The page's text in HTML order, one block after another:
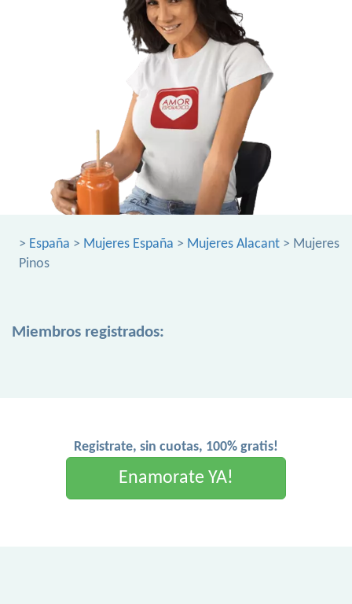
> España > Mujeres España > Mujeres Alacant > Mujeres
Pinos
Miembros registrados:
Registrate, sin cuotas, 100% gratis!
Enamorate YA!